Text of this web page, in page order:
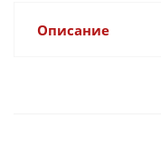
Описание